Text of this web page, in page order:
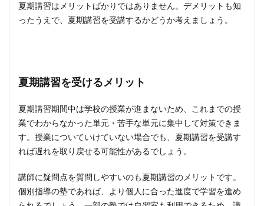
夏期講習はメリットばかりではありません。デメリットも知
ったうえで、夏期講習を受講するかどうか考えましょう。
夏期講習を受けるメリット
夏期講習期間中は学校の授業が進まないため、これまでの授
業でわからなかった単元・苦手な単元に集中して対策できま
す。授業についていけていない場合でも、夏期講習を受講す
れば遅れを取り戻せる可能性があるでしょう。
講師に疑問点を質問しやすいのも夏期講習のメリットです。
個別指導の塾であれば、より個人に合った進度で学習を進め